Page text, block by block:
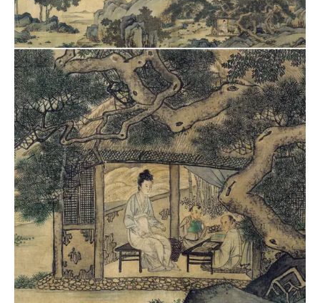
工
具
查
询
/
Tool
Query
书
法
字
典
查
字